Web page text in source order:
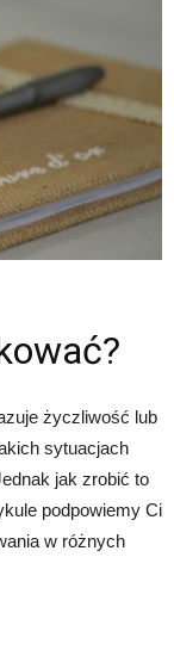
życzliwość lub
sytuacjach
jak zrobić to
podpowiemy Ci
w różnych